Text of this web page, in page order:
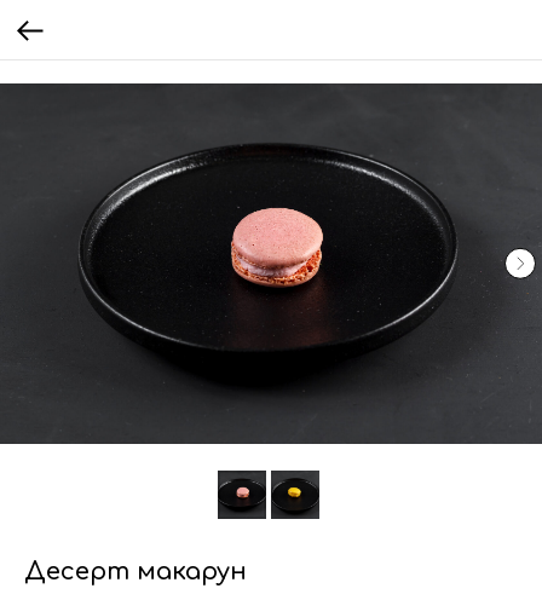
Десерт макарун